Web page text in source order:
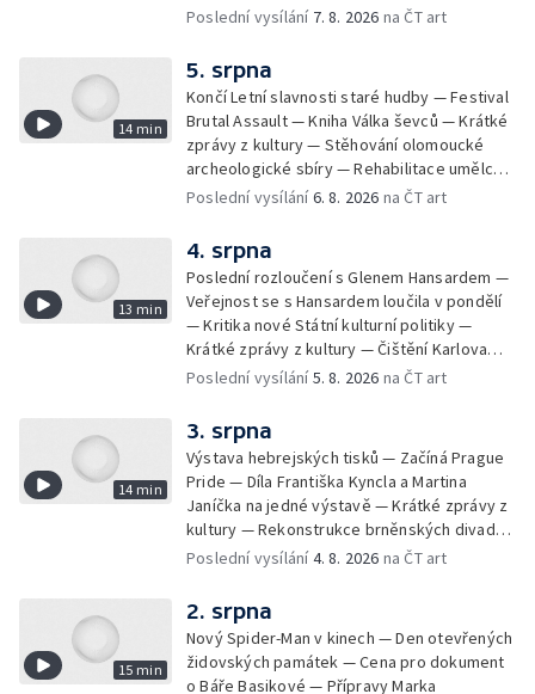
filmového pásu
Poslední vysílání 7. 8. 2026 na ČT art
14 min
5. srpna
Končí Letní slavnosti staré hudby — Festival
Brutal Assault — Kniha Válka ševců — Krátké
zprávy z kultury — Stěhování olomoucké
archeologické sbíry — Rehabilitace umělce
Milana Knížáka — Trailer na film Osamělý vlk
Poslední vysílání6. 8. 2026 na ČT art
13 min
4. srpna
Poslední rozloučení s Glenem Hansardem —
Veřejnost se s Hansardem loučila v pondělí
— Kritika nové Státní kulturní politiky —
Krátké zprávy z kultury — Čištění Karlova
mostu — Archeologický výzkum na
neslyšící
Poslední vysílání5. 8. 2026 na ČT art
14 min
3. srpna
Výstava hebrejských tisků — Začíná Prague
Pride — Díla Františka Kyncla a Martina
Janíčka na jedné výstavě — Krátké zprávy z
kultury — Rekonstrukce brněnských divadel
— Budoucnost Knihovny Václava Havla —
Kulturní tipy
Poslední vysílání4. 8. 2026 na ČT art
15 min
2. srpna
Nový Spider-Man v kinech — Den otevřených
židovských památek — Cena pro dokument
o Báře Basikové — Přípravy Marka